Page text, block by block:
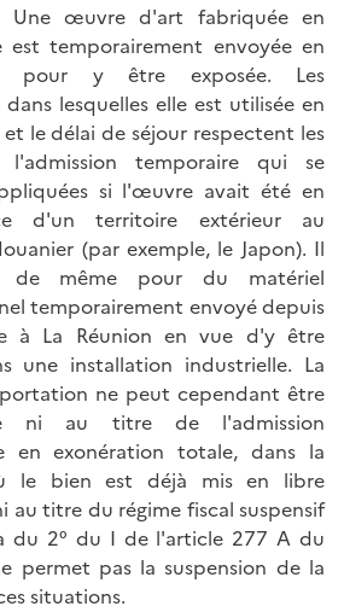
Une œuvre d'art fabriquée en
est temporairement envoyée en
pour y être exposée. Les
lesquelles elle est utilisée en
le délai de séjour respectent les
l'admission temporaire qui se
si l'œuvre avait été en
d'un territoire extérieur au
(par exemple, le Japon). Il
de même pour du matériel
temporairement envoyé depuis
à La Réunion en vue d'y être
une installation industrielle. La
ne peut cependant être
ni au titre de l'admission
en exonération totale, dans la
le bien est déjà mis en libre
au titre du régime fiscal suspensif
du 2° du I de l'article 277 A du
permet pas la suspension de la
situations.